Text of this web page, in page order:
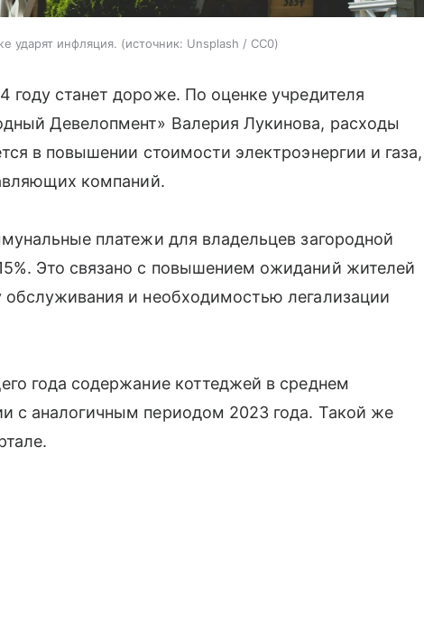
ударят инфляция. источник: Unsplash / CC0
станет дороже. По оценке учредителя
Девелопмент» Валерия Лукинова, расходы
в повышении стоимости электроэнергии и газа,
компаний.
платежи для владельцев загородной
Это связано с повышением ожиданий жителей
обслуживания и необходимостью легализации
года содержание коттеджей в среднем
с аналогичным периодом 2023 года. Такой же